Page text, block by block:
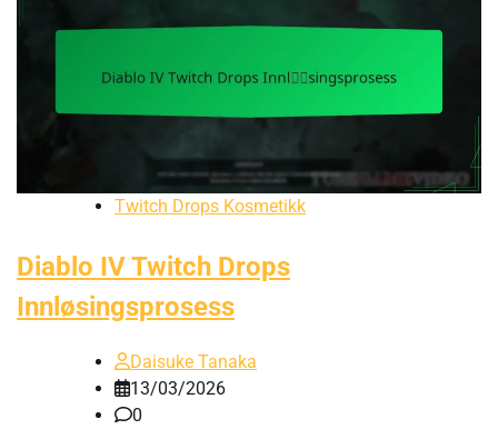
Twitch Drops Kosmetikk
Diablo IV Twitch Drops
Innløsingsprosess
Daisuke Tanaka
13/03/2026
0